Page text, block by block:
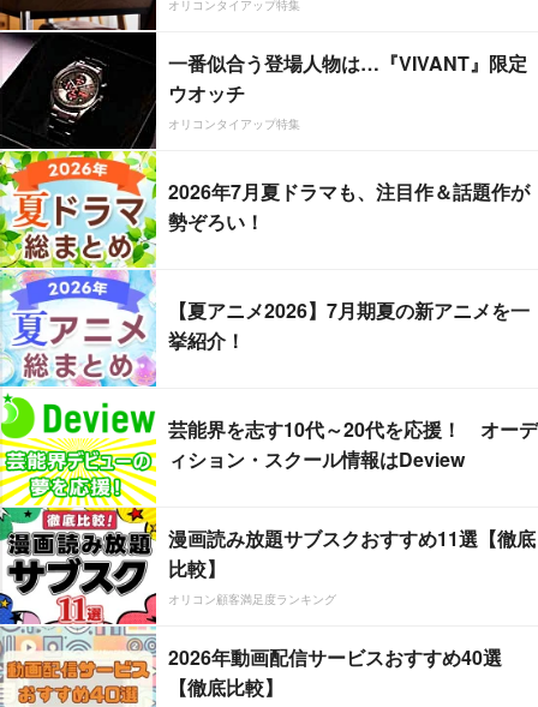
オリコンタイアップ特集
一番似合う登場人物は…『VIVANT』限定
ウオッチ
オリコンタイアップ特集
2026年7月夏ドラマも、注目作＆話題作が
勢ぞろい！
【夏アニメ2026】7月期夏の新アニメを一
挙紹介！
芸能界を志す10代～20代を応援！ オーデ
ィション・スクール情報はDeview
漫画読み放題サブスクおすすめ11選【徹底
比較】
オリコン顧客満足度ランキング
2026年動画配信サービスおすすめ40選
【徹底比較】